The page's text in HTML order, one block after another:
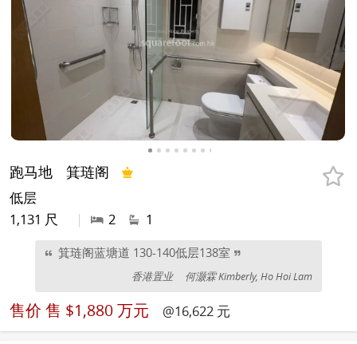
跑马地 箕琏阁
低层
1,131 尺
| 2 1
箕琏阁蓝塘道 130-140低层138室
香港置业 何灏霖 Kimberly, Ho Hoi Lam
售价 售 $1,880 万元 @16,622 元